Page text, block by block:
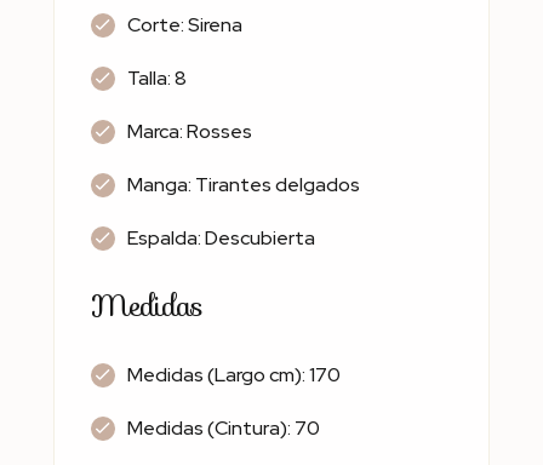
Corte: Sirena
Talla: 8
Marca: Rosses
Manga: Tirantes delgados
Espalda: Descubierta
Medidas
Medidas (Largo cm): 170
Medidas (Cintura): 70